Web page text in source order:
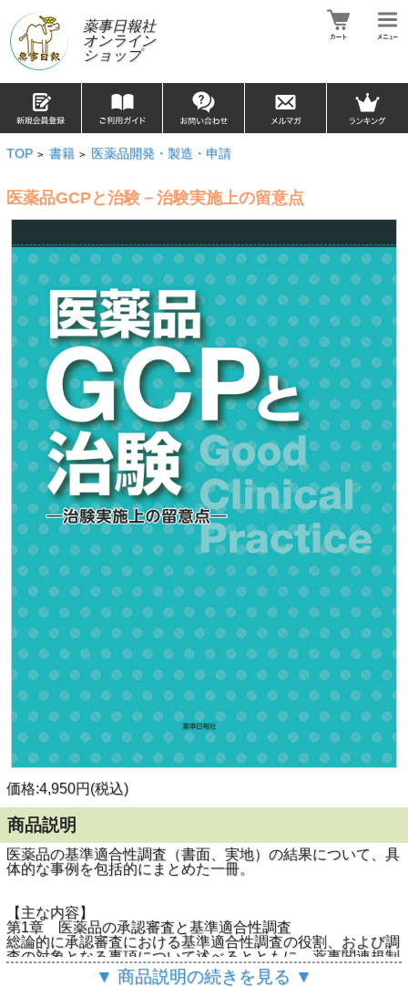
薬事日報社
オンライン
ショップ
TOP > 書籍 > 医薬品開発・製造・申請
医薬品GCPと治験－治験実施上の留意点
価格:4,950円(税込)
商品説明
医薬品の基準適合性調査（書面、実地）の結果について、具
体的な事例を包括的にまとめた一冊。
【主な内容】
第1章 医薬品の承認審査と基準適合性調査
総論的に承認審査における基準適合性調査の役割、および調
査の対象となる事項について述べるとともに、薬事関連規制
と日本のGCPの変遷について記載。
▼ 商品説明の続きを見る ▼